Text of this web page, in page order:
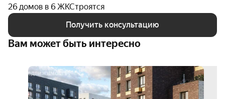
26 домов в 6 ЖКСтроятся
Получить консультацию
Вам может быть интересно